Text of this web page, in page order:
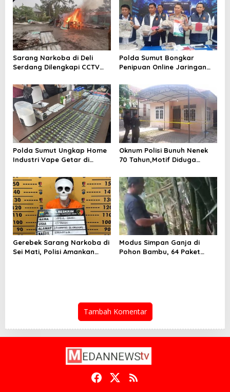
Sarang Narkoba di Deli
Serdang Dilengkapi CCTV
Orang
Polda Sumut Bongkar
Penipuan Online Jaringan
Rp 6,7 Miliar
Polda Sumut Ungkap Home
Industri Vape Getar di
Oknum Polisi Bunuh Nenek
70 Tahun,Motif Diduga
Gerebek Sarang Narkoba di
Sei Mati, Polisi Amankan
Modus Simpan Ganja di
Pohon Bambu, 64 Paket
Tambah Komentar